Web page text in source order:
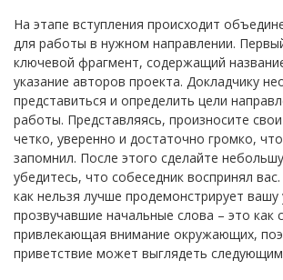
На этапе вступления происходит
для работы в нужном направлении.
ключевой фрагмент, содержащий
указание авторов проекта. Докладчику
представиться и определить цели
работы. Представляясь, произносите
четко, уверенно и достаточно громко,
запомнил. После этого сделайте
убедитесь, что собеседник воспринял
как нельзя лучше продемонстрирует вашу
прозвучавшие начальные слова – это как
привлекающая внимание окружающих,
приветствие может выглядеть